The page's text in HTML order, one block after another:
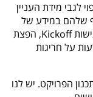
לגבי מידת העניין
שלהם במידע של
הפרויקט. מידע הפרויקט כולל השתתפות בפגישות Kickoff, הפצת
על חריגות
הפרויקט. יש לנו